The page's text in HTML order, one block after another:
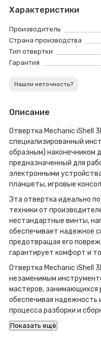
Характеристики
Производитель
Страна производства
Тип отвертки
Гарантия
Нашли неточность?
Описание
Отвертка Mechanic iShell
специализированный
образным) наконечником
предназначенный для
электронными
планшеты, игровые
Эта отвертка идеально
техники от
нестандартные винты,
обеспечивает надежное
предотвращая его
гарантирует комфорт и
Отвертка Mechanic iShell
незаменимым
мастеров, занимающихся
обеспечивая надежность
процесса разборки и
Показать ещё